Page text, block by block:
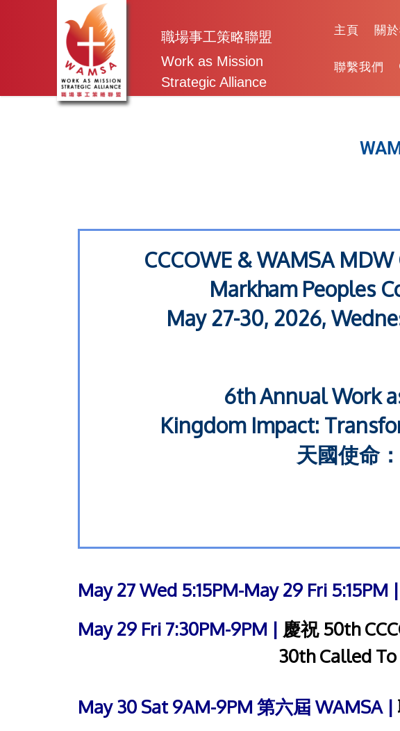
職場事工策略聯盟
Work as Mission
Strategic Alliance
主頁 關
聯繫我們
CCCOWE & WAMSA
Markham Peoples
May 27-30, 2026,
6th Annual Work
Kingdom Impact:
天國使命
May 27 Wed 5:15PM-May 29 Fri 5:15PM |
May 29 Fri 7:30PM-9PM | 慶祝 50th
30th Called
May 30 Sat 9AM-9PM 第六屆 WAMSA |